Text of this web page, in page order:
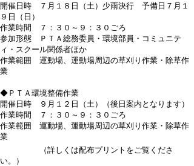
開催日時 ７月１８日（土）少雨決行 予備日７月１
９日（日）
作業時間 ７：３０～９：３０ごろ
参加形態 ＰＴＡ総務委員・環境部員・コミュニテ
ィ・スクール関係者ほか
作業範囲 運動場、運動場周辺の草刈り作業・除草作
業
◆ＰＴＡ環境整備作業
開催日時 ９月１２日（土）（後日案内となります）
作業時間 ７：３０～９：３０ごろ
作業範囲 運動場、運動場周辺の草刈り作業・除草作
業
（詳しくは配布プリントをご覧くださ
い。）